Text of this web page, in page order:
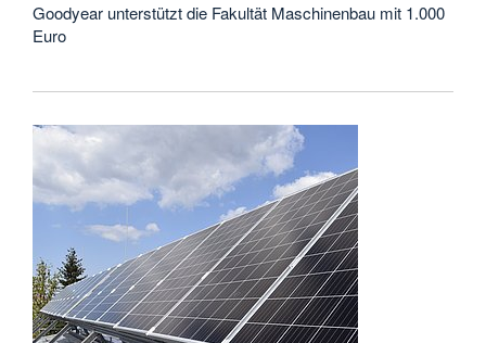
Goodyear unterstützt die Fakultät Maschinenbau mit 1.000
Euro